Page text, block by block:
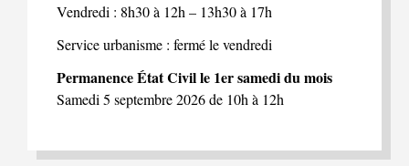
Vendredi : 8h30 à 12h – 13h30 à 17h
Service urbanisme : fermé le vendredi
Permanence État Civil le 1er samedi du mois
Samedi 5 septembre 2026 de 10h à 12h